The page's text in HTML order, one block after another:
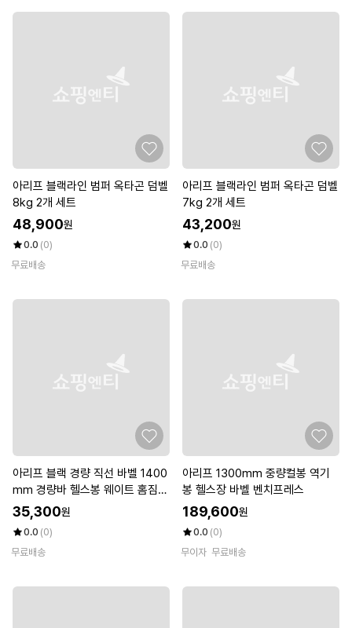
아리프 블랙라인 범퍼 옥타곤 덤벨
8kg 2개 세트
48,900원
0.0 (0)
무료배송
아리프 블랙라인 범퍼 옥타곤 덤벨
7kg 2개 세트
43,200원
0.0 (0)
무료배송
아리프 블랙 경량 직선 바벨 1400
mm 경량바 헬스봉 웨이트 홈짐
홈트
35,300원
0.0 (0)
무료배송
아리프 1300mm 중량컬봉 역기
봉 헬스장 바벨 벤치프레스
189,600원
0.0 (0)
무이자 무료배송